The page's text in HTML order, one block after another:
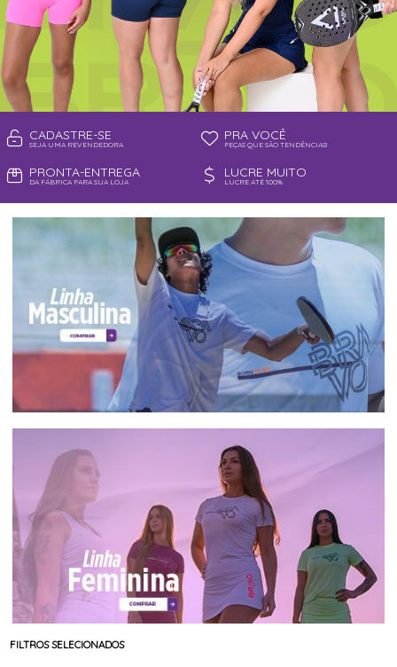
CADASTRE-SE
SEJA UMA REVENDEDORA
PRA VOCÊ
PEÇAS QUE SÃO TENDÊNCIAS!
PRONTA-ENTREGA
DA FÁBRICA PARA SUA LOJA
LUCRE MUITO
LUCRE ATÉ 100%
FILTROS SELECIONADOS